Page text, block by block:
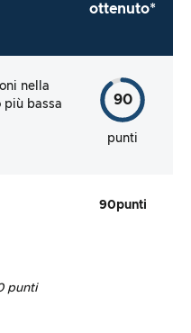
ottenuto*
nella
più bassa
90
punti
90punti
punti